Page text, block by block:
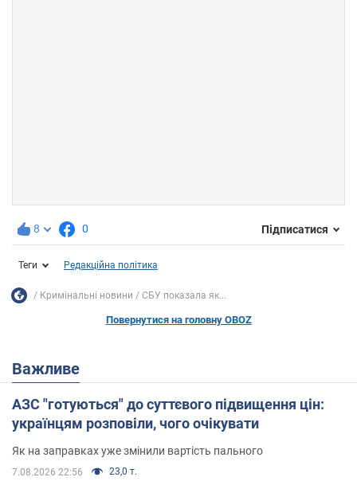
8 0 Підписатися
Теги Редакційна політика
Кримінальні новини СБУ показала як...
Повернутися на головну OBOZ
Важливе
АЗС "готуються" до суттєвого підвищення цін:
українцям розповіли, чого очікувати
Як на заправках уже змінили вартість пального
7.08.2026 22:56 23,0 т.